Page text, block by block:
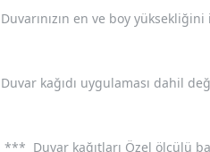
Duvarınızın en ve boy
Duvar kağıdı uygulaması dahil
*** Duvar kağıtları Özel ölçülü